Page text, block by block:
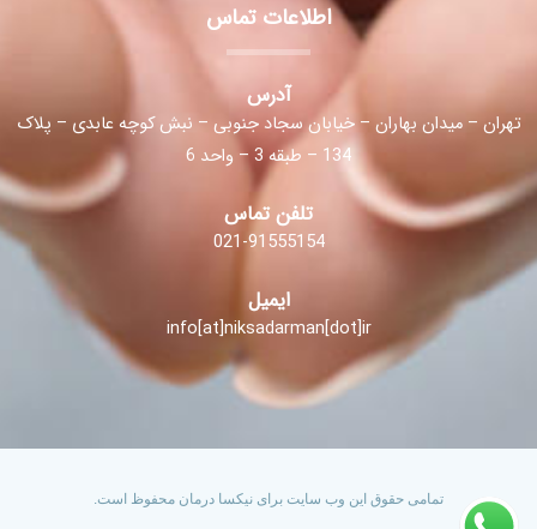
اطلاعات تماس
آدرس
تهران – میدان بهاران – خیابان سجاد جنوبی – نبش کوچه عابدی – پلاک
134 – طبقه 3 – واحد 6
تلفن تماس
021-91555154
ایمیل
info[at]niksadarman[dot]ir
تمامی حقوق این وب سایت برای نیکسا درمان محفوظ است.